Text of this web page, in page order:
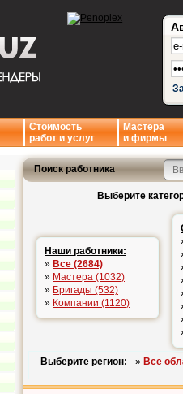
Стоимость
работ и услуг
Мастера
и фирмы
Поиск работника
Выберите
Наши работники:
» Все (2684)
» Мастера (1032)
» Бригады (532)
» Компании (1120)
Выберите регион: » Все